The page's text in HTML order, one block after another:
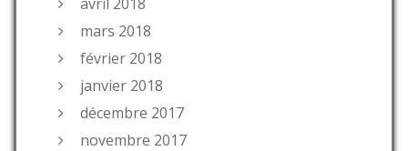
mars 2018
février 2018
janvier 2018
décembre 2017
novembre 2017